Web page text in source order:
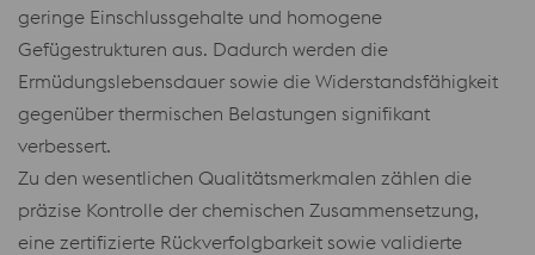
geringe Einschlussgehalte und homogene
Gefügestrukturen aus. Dadurch werden die
Ermüdungslebensdauer sowie die Widerstandsfähigkeit
gegenüber thermischen Belastungen signifikant
verbessert.
Zu den wesentlichen Qualitätsmerkmalen zählen die
präzise Kontrolle der chemischen Zusammensetzung,
eine zertifizierte Rückverfolgbarkeit sowie validierte